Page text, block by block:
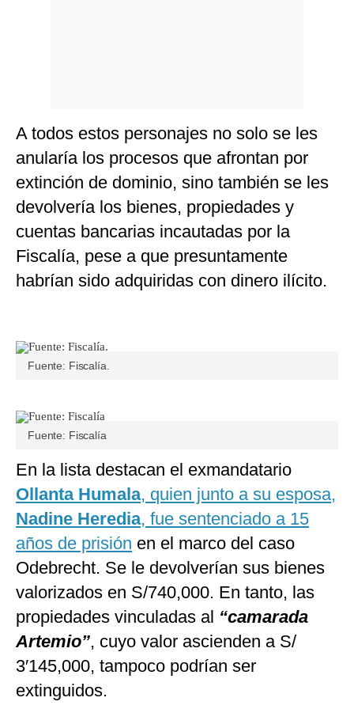
A todos estos personajes no solo se les
anularía los procesos que afrontan por
extinción de dominio, sino también se les
devolvería los bienes, propiedades y
cuentas bancarias incautadas por la
Fiscalía, pese a que presuntamente
habrían sido adquiridas con dinero ilícito.
Fuente: Fiscalía.
Fuente: Fiscalía
En la lista destacan el exmandatario
Ollanta Humala, quien junto a su esposa,
Nadine Heredia, fue sentenciado a 15
años de prisión en el marco del caso
Odebrecht. Se le devolverían sus bienes
valorizados en S/740,000. En tanto, las
propiedades vinculadas al “camarada
Artemio”, cuyo valor ascienden a S/
3′145,000, tampoco podrían ser
extinguidos.